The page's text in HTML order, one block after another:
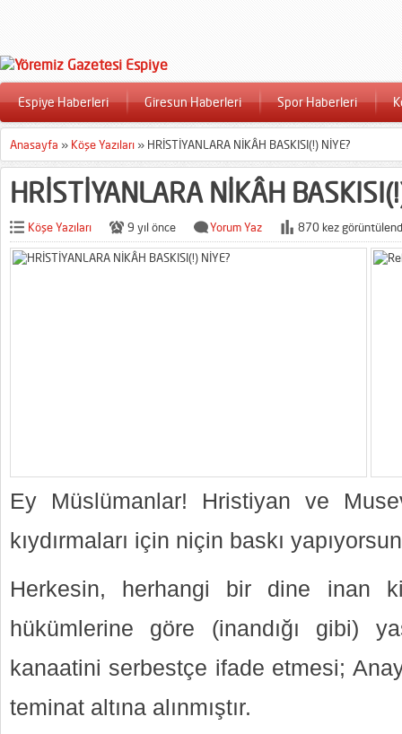
Espiye Haberleri Giresun Haberleri Spor Haberleri
Anasayfa » Köşe Yazıları » HRİSTİYANLARA NİKÂH BASKISI(!) NİYE?
HRİSTİYANLARA NİKÂH
Köşe Yazıları 9 yıl önce Yorum Yaz 870 kez
Ey Müslümanlar! Hristiyan ve
kıydırmaları için niçin baskı
Herkesin, herhangi bir dine inan
hükümlerine göre (inandığı gibi)
kanaatini serbestçe ifade etmesi;
teminat altına alınmıştır.